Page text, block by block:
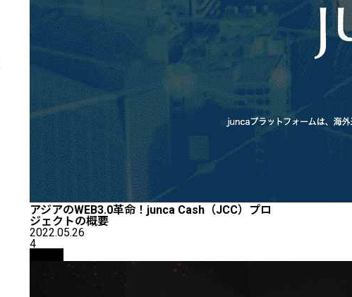
アジアのWEB3.0革命！junca Cash（JCC）プロ
ジェクトの概要
2022.05.26
4